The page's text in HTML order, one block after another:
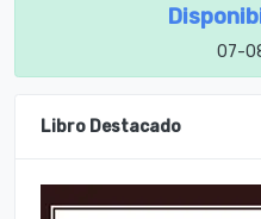
07-
Libro Destacado